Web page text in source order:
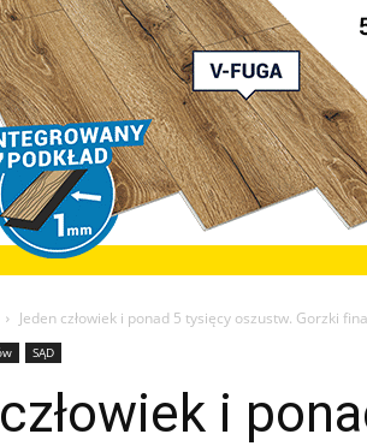
Jeden człowiek i ponad 5 tysięcy oszustw. Gorzki
SĄD
i